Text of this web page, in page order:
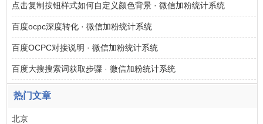
点击复制按钮样式如何自定义颜色背景 · 微信加粉统计系统
百度ocpc深度转化 · 微信加粉统计系统
百度OCPC对接说明 · 微信加粉统计系统
百度大搜搜索词获取步骤 · 微信加粉统计系统
热门文章
北京